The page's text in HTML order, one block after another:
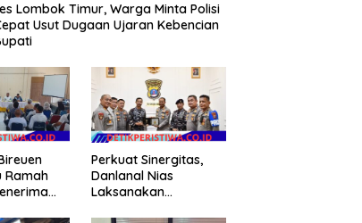
Lombok Timur, Warga Minta Polisi
Usut Dugaan Ujaran Kebencian
Ramah
Perkuat Sinergitas,
Danlanal Nias
Laksanakan